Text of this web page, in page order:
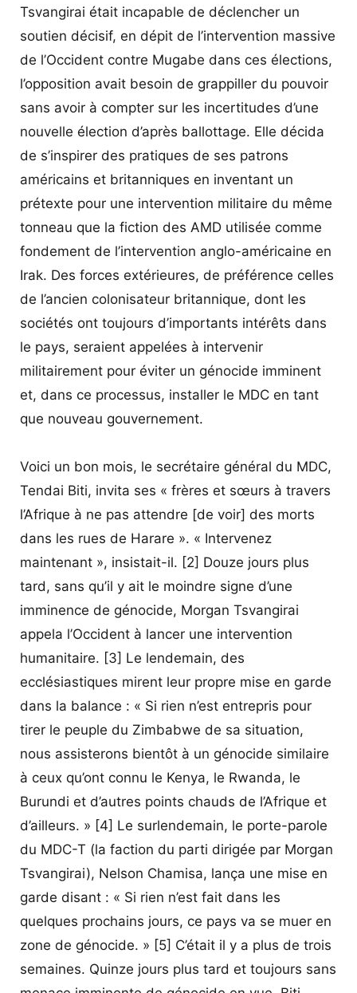
Tsvangirai était incapable de déclencher un
soutien décisif, en dépit de l’intervention massive
de l’Occident contre Mugabe dans ces élections,
l’opposition avait besoin de grappiller du pouvoir
sans avoir à compter sur les incertitudes d’une
nouvelle élection d’après ballottage. Elle décida
de s’inspirer des pratiques de ses patrons
américains et britanniques en inventant un
prétexte pour une intervention militaire du même
tonneau que la fiction des AMD utilisée comme
fondement de l’intervention anglo-américaine en
Irak. Des forces extérieures, de préférence celles
de l’ancien colonisateur britannique, dont les
sociétés ont toujours d’importants intérêts dans
le pays, seraient appelées à intervenir
militairement pour éviter un génocide imminent
et, dans ce processus, installer le MDC en tant
que nouveau gouvernement.
Voici un bon mois, le secrétaire général du MDC,
Tendai Biti, invita ses « frères et sœurs à travers
l’Afrique à ne pas attendre [de voir] des morts
dans les rues de Harare ». « Intervenez
maintenant », insistait-il. [2] Douze jours plus
tard, sans qu’il y ait le moindre signe d’une
imminence de génocide, Morgan Tsvangirai
appela l’Occident à lancer une intervention
humanitaire. [3] Le lendemain, des
ecclésiastiques mirent leur propre mise en garde
dans la balance : « Si rien n’est entrepris pour
tirer le peuple du Zimbabwe de sa situation,
nous assisterons bientôt à un génocide similaire
à ceux qu’ont connu le Kenya, le Rwanda, le
Burundi et d’autres points chauds de l’Afrique et
d’ailleurs. » [4] Le surlendemain, le porte-parole
du MDC-T (la faction du parti dirigée par Morgan
Tsvangirai), Nelson Chamisa, lança une mise en
garde disant : « Si rien n’est fait dans les
quelques prochains jours, ce pays va se muer en
zone de génocide. » [5] C’était il y a plus de trois
semaines. Quinze jours plus tard et toujours sans